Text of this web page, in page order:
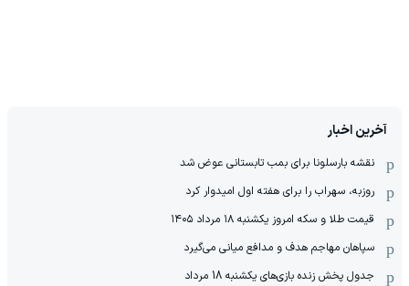
آخرین اخبار
نقشه بارسلونا برای بمب تابستانی عوض شد
روزبه، سهراب را برای هفته اول امیدوار کرد
قیمت طلا و سکه امروز یکشنبه ۱۸ مرداد ۱۴۰۵
سپاهان مهاجم هدف و مدافع میانی می‌گیرد
جدول پخش زنده بازی‌های یکشنبه 18 مرداد